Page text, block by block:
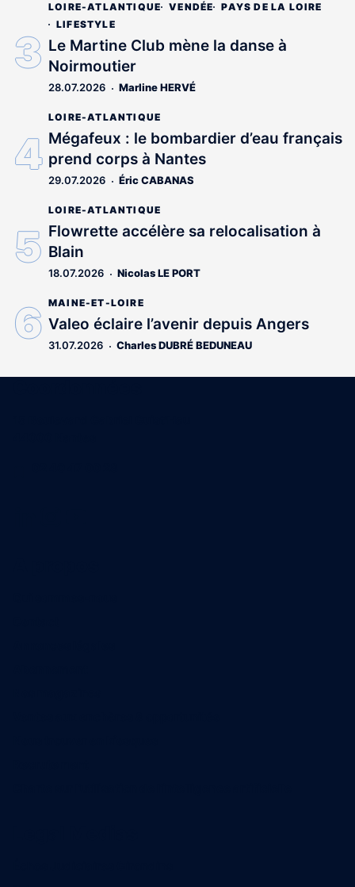
LOIRE-ATLANTIQUE VENDÉE
PAYS DE LA LOIRE
LIFESTYLE
Le Martine Club mène la danse à
Noirmoutier
28.07.2026 Marline HERVÉ
LOIRE-ATLANTIQUE
Mégafeux : le bombardier d’eau français
prend corps à Nantes
29.07.2026 Éric CABANAS
LOIRE-ATLANTIQUE
Flowrette accélère sa relocalisation à
Blain
18.07.2026 Nicolas LE PORT
MAINE-ET-LOIRE
Valeo éclaire l’avenir depuis Angers
31.07.2026 Charles DUBRÉ BEDUNEAU